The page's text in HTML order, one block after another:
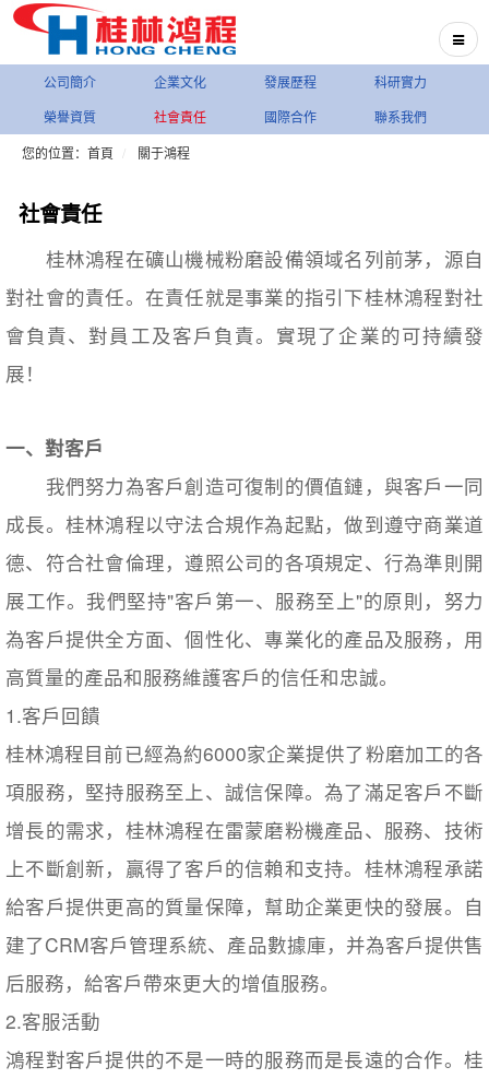
公司簡介 企業文化 發展歷程
科研實力
榮譽資質
社會責任 國際合作
聯系我們
您的位置：首頁
關于鴻程
社會責任
桂林鴻程在礦山機械粉磨設備領域名列前茅，源自
對社會的責任。在責任就是事業的指引下桂林鴻程對社
會負責、對員工及客戶負責。實現了企業的可持續發
展！
一、對客戶
我們努力為客戶創造可復制的價值鏈，與客戶一同
成長。桂林鴻程以守法合規作為起點，做到遵守商業道
德、符合社會倫理，遵照公司的各項規定、行為準則開
展工作。我們堅持"客戶第一、服務至上"的原則，努力
為客戶提供全方面、個性化、專業化的產品及服務，用
高質量的產品和服務維護客戶的信任和忠誠。
1.客戶回饋
桂林鴻程目前已經為約6000家企業提供了粉磨加工的各
項服務，堅持服務至上、誠信保障。為了滿足客戶不斷
增長的需求，桂林鴻程在雷蒙磨粉機產品、服務、技術
上不斷創新，贏得了客戶的信賴和支持。桂林鴻程承諾
給客戶提供更高的質量保障，幫助企業更快的發展。自
建了CRM客戶管理系統、產品數據庫，并為客戶提供售
后服務，給客戶帶來更大的增值服務。
2.客服活動
鴻程對客戶提供的不是一時的服務而是長遠的合作。桂